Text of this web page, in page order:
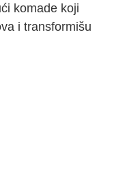
komade koji
i transformišu